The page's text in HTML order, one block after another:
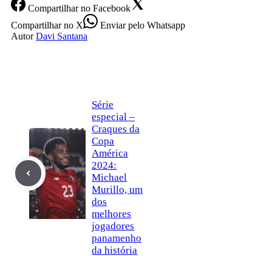
Compartilharno Facebook
Compartilharno X Enviarpelo Whatsapp
Autor Davi Santana
Série
especial –
Craques da
Copa
América
2024:
Michael
Murillo, um
dos
melhores
jogadores
panamenho
da história